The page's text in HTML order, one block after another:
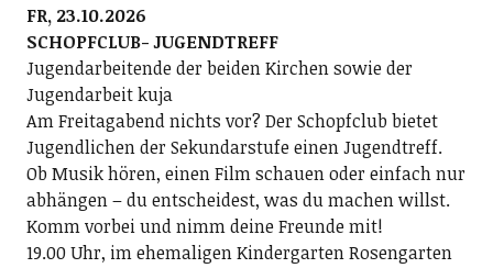
FR, 23.10.2026
SCHOPFCLUB- JUGENDTREFF
Jugendarbeitende der beiden Kirchen sowie der
Jugendarbeit kuja
Am Freitagabend nichts vor? Der Schopfclub bietet
Jugendlichen der Sekundarstufe einen Jugendtreff.
Ob Musik hören, einen Film schauen oder einfach nur
abhängen – du entscheidest, was du machen willst.
Komm vorbei und nimm deine Freunde mit!
19.00 Uhr, im ehemaligen Kindergarten Rosengarten